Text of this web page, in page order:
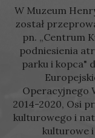
W Muzeum
został
pn. „Centrum
podniesienia
parku i kopca"
Operacyjnego
2014-2020, Osi
kulturowego i
kulturowe